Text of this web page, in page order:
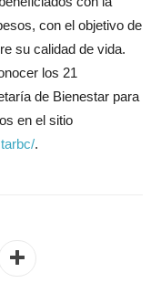
con el objetivo de
su calidad de vida.
los 21
de Bienestar para
en el sitio
.